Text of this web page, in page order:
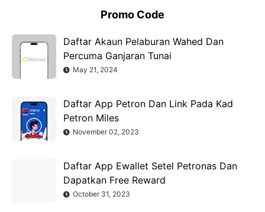
Promo Code
Daftar Akaun Pelaburan Wahed Dan
Percuma Ganjaran Tunai
May 21, 2024
Daftar App Petron Dan Link Pada Kad
Petron Miles
November 02, 2023
Daftar App Ewallet Setel Petronas Dan
Dapatkan Free Reward
October 31, 2023